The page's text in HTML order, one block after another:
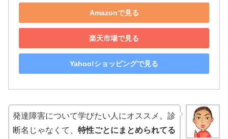
Amazonで見る
楽天市場で見る
Yahoo!ショッピングで見る
発達障害について学びたい人にオススメ。診
断名じゃなくて、 特性ごとにまとめられてる